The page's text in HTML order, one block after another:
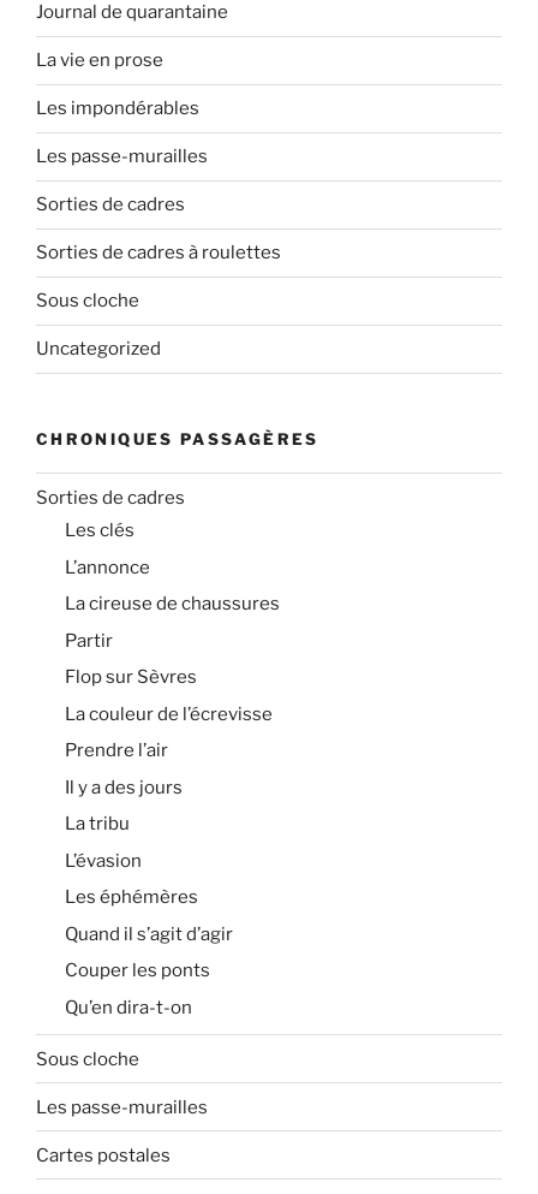
Journal de quarantaine
La vie en prose
Les impondérables
Les passe-murailles
Sorties de cadres
Sorties de cadres à roulettes
Sous cloche
Uncategorized
CHRONIQUES PASSAGÈRES
Sorties de cadres
Les clés
L’annonce
La cireuse de chaussures
Partir
Flop sur Sèvres
La couleur de l’écrevisse
Prendre l’air
Il y a des jours
La tribu
L’évasion
Les éphémères
Quand il s’agit d’agir
Couper les ponts
Qu’en dira-t-on
Sous cloche
Les passe-murailles
Cartes postales